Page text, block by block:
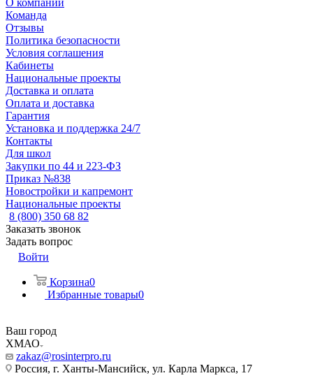
О компании
Команда
Отзывы
Политика безопасности
Условия соглашения
Кабинеты
Национальные проекты
Доставка и оплата
Оплата и доставка
Гарантия
Установка и поддержка 24/7
Контакты
Для школ
Закупки по 44 и 223-ФЗ
Приказ №838
Новостройки и капремонт
Национальные проекты
8 (800) 350 68 82
Заказать звонок
Задать вопрос
Войти
Корзина0
Избранные товары0
Ваш город
ХМАО
zakaz@rosinterpro.ru
Россия, г. Ханты-Мансийск, ул. Карла Маркса, 17